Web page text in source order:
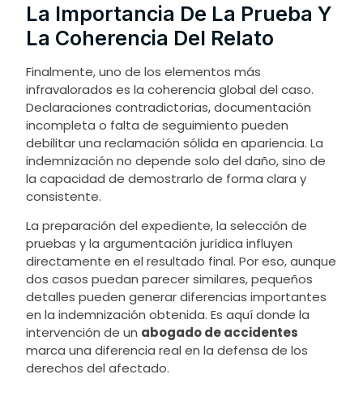
La Importancia De La Prueba Y
La Coherencia Del Relato
Finalmente, uno de los elementos más
infravalorados es la coherencia global del caso.
Declaraciones contradictorias, documentación
incompleta o falta de seguimiento pueden
debilitar una reclamación sólida en apariencia. La
indemnización no depende solo del daño, sino de
la capacidad de demostrarlo de forma clara y
consistente.
La preparación del expediente, la selección de
pruebas y la argumentación jurídica influyen
directamente en el resultado final. Por eso, aunque
dos casos puedan parecer similares, pequeños
detalles pueden generar diferencias importantes
en la indemnización obtenida. Es aquí donde la
intervención de un abogado de accidentes
marca una diferencia real en la defensa de los
derechos del afectado.